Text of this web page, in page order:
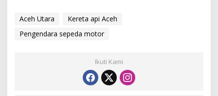
Aceh Utara
Kereta api Aceh
Pengendara sepeda motor
Ikuti Kami